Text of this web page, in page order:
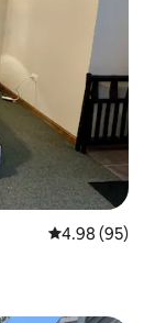
คะแนนเฉลี่ย
4.98 (95)